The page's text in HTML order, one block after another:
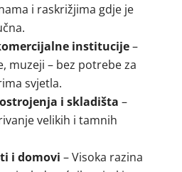
i raskrižjima gdje je
institucije–
muzeji – bez potrebe za
svjetla.
i skladišta –
velikih i tamnih
i domovi – Visoka razina